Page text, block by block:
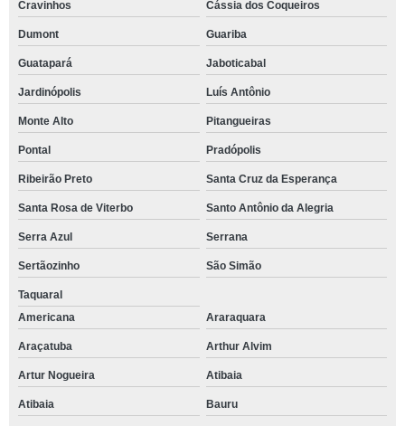
Cravinhos Cássia dos Coqueiros
Dumont Guariba
Guatapará Jaboticabal
Jardinópolis Luís Antônio
Monte Alto Pitangueiras
Pontal Pradópolis
Ribeirão Preto Santa Cruz da Esperança
Santa Rosa de Viterbo Santo Antônio da Alegria
Serra Azul Serrana
Sertãozinho São Simão
Taquaral
Americana
Araraquara
Araçatuba Arthur Alvim
Artur Nogueira Atibaia
Atibaia Bauru